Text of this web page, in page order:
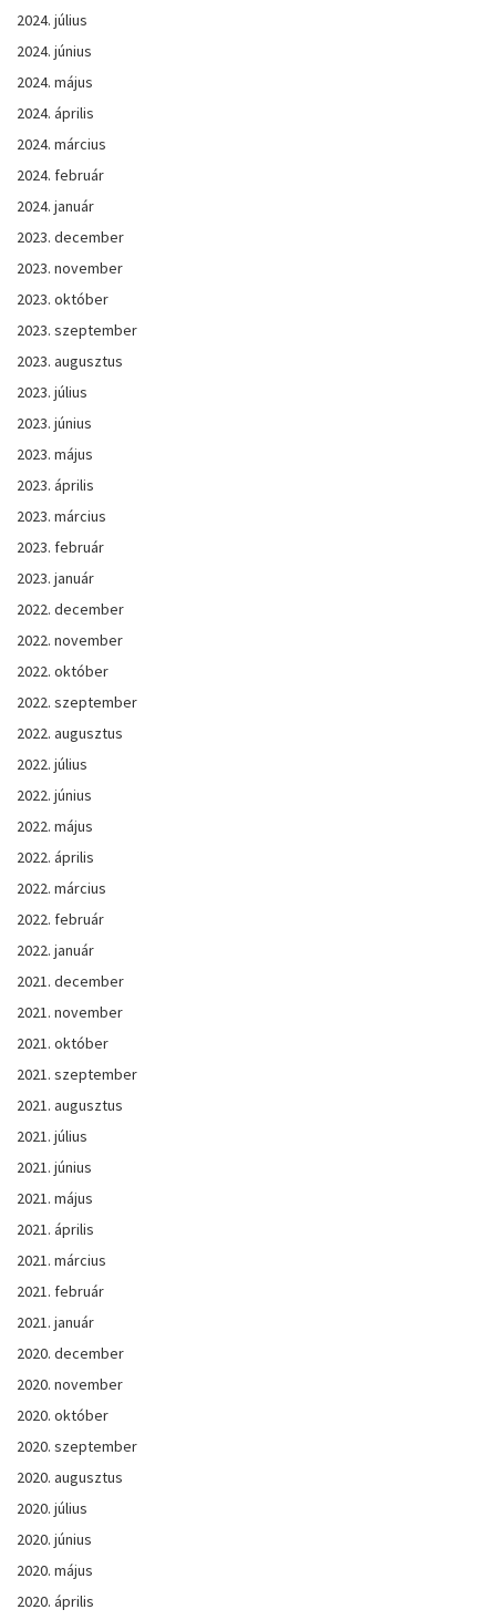
2024. július
2024. június
2024. május
2024. április
2024. március
2024. február
2024. január
2023. december
2023. november
2023. október
2023. szeptember
2023. augusztus
2023. július
2023. június
2023. május
2023. április
2023. március
2023. február
2023. január
2022. december
2022. november
2022. október
2022. szeptember
2022. augusztus
2022. július
2022. június
2022. május
2022. április
2022. március
2022. február
2022. január
2021. december
2021. november
2021. október
2021. szeptember
2021. augusztus
2021. július
2021. június
2021. május
2021. április
2021. március
2021. február
2021. január
2020. december
2020. november
2020. október
2020. szeptember
2020. augusztus
2020. július
2020. június
2020. május
2020. április